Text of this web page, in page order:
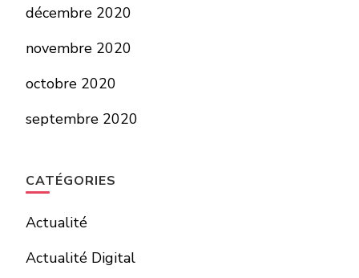
décembre 2020
novembre 2020
octobre 2020
septembre 2020
CATÉGORIES
Actualité
Actualité Digital